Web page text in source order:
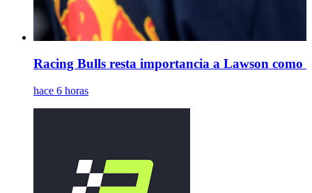
Racing Bulls resta importancia a Lawson como
hace 6 horas